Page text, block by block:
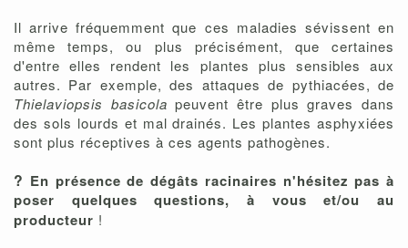
Il arrive fréquemment que ces maladies sévissent en
même temps, ou plus précisément, que certaines
d'entre elles rendent les plantes plus sensibles aux
autres. Par exemple, des attaques de pythiacées, de
Thielaviopsis basicola peuvent être plus graves dans
des sols lourds et mal drainés. Les plantes asphyxiées
sont plus réceptives à ces agents pathogènes.
? En présence de dégâts racinaires n'hésitez pas à
poser quelques questions, à vous et/ou au
producteur !